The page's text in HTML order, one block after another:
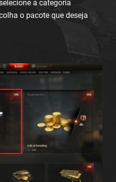
a categoria
o pacote que deseja